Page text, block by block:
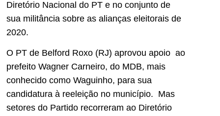
Diretório Nacional do PT e no conjunto de
sua militância sobre as alianças eleitorais de
2020.
O PT de Belford Roxo (RJ) aprovou apoio ao
prefeito Wagner Carneiro, do MDB, mais
conhecido como Waguinho, para sua
candidatura à reeleição no município. Mas
setores do Partido recorreram ao Diretório